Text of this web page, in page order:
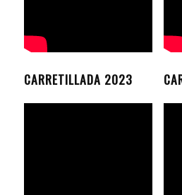
CARRETILLADA 2023